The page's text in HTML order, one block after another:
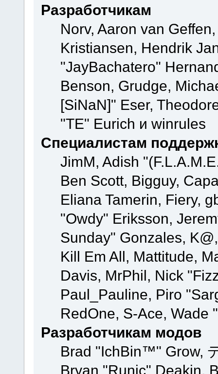
Разработчикам
Norv, Aaron van
Kristiansen, Hendrik
"JayBachatero"
Benson, Grudge,
[SiNaN]" Eser,
"TE" Eurich и winrules
Специалистам
JimM, Adish
Ben Scott, Bigguy,
Eliana Tamerin, Fiery,
"Owdy" Eriksson,
Sunday" Gonzales,
Kill Em All, Mattitude,
Davis, MrPhil, Nick
Paul_Pauline, Piro
RedOne, S-Ace,
Разработчикам модов
Brad "IchBin™" Grow,
Bryan "Runic" Deakin,